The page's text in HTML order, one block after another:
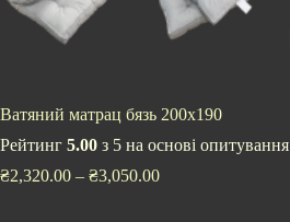
Ватяний матрац бязь 200х190
Рейтинг 5.00 з 5 на основі опитування
₴2,320.00 – ₴3,050.00